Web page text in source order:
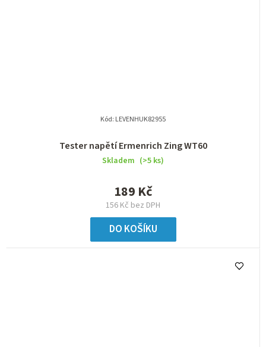
Tester napětí Ermenrich Zing WT60
Skladem (>5 ks)
156 Kč bez DPH
189 Kč
DO KOŠÍKU
Kód: LEVENHUK82955